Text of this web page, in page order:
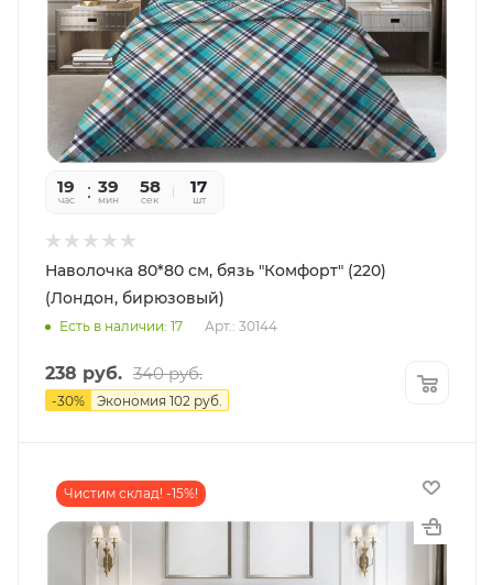
19
час
39
мин
56
сек
17
шт
Наволочка 80*80 см, бязь "Комфорт" (220)
(Лондон, бирюзовый)
Есть в наличии: 17 Арт.: 30144
238 руб. 340руб.
-30% Экономия 102 руб.
Чистим склад! -15%!